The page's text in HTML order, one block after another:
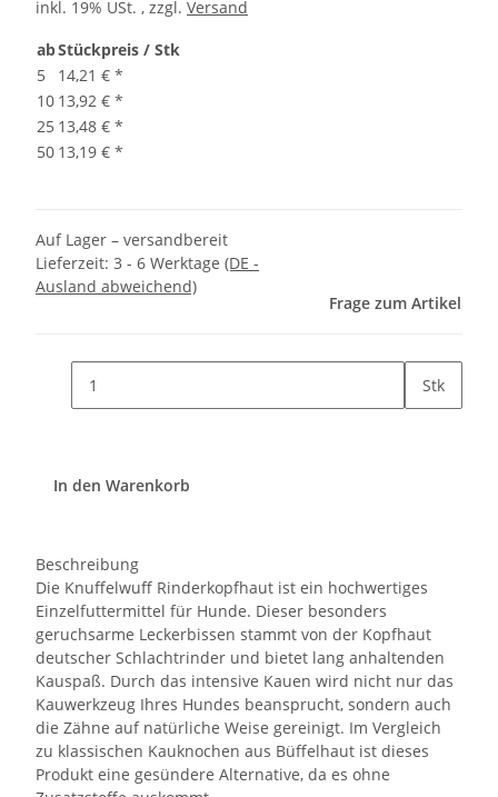
inkl. 19% USt. , zzgl. Versand
abStückpreis / Stk
5
14,21 € *
10 13,92 € *
25 13,48 € *
50 13,19 € *
Auf Lager – versandbereit
Lieferzeit: 3 - 6 Werktage (DE -
Ausland abweichend)
Frage zum Artikel
Stk
In den Warenkorb
Beschreibung
Die Knuffelwuff Rinderkopfhaut ist ein hochwertiges
Einzelfuttermittel für Hunde. Dieser besonders
geruchsarme Leckerbissen stammt von der Kopfhaut
deutscher Schlachtrinder und bietet lang anhaltenden
Kauspaß. Durch das intensive Kauen wird nicht nur das
Kauwerkzeug Ihres Hundes beansprucht, sondern auch
die Zähne auf natürliche Weise gereinigt. Im Vergleich
zu klassischen Kauknochen aus Büffelhaut ist dieses
Produkt eine gesündere Alternative, da es ohne